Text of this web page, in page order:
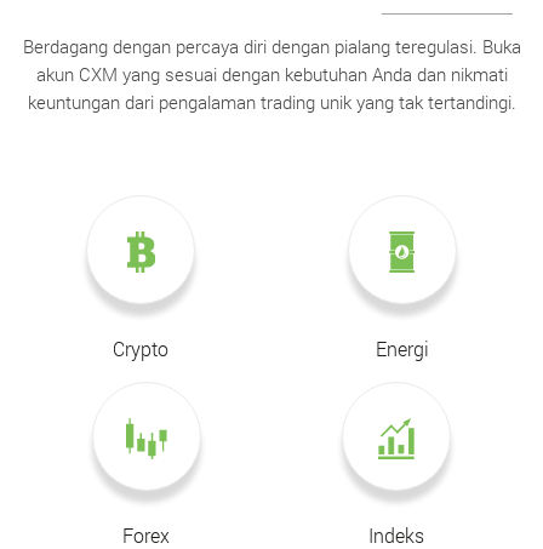
Berdagang dengan percaya diri dengan pialang teregulasi. Buka
akun CXM yang sesuai dengan kebutuhan Anda dan nikmati
keuntungan dari pengalaman trading unik yang tak tertandingi.
Crypto Energi
Forex Indeks